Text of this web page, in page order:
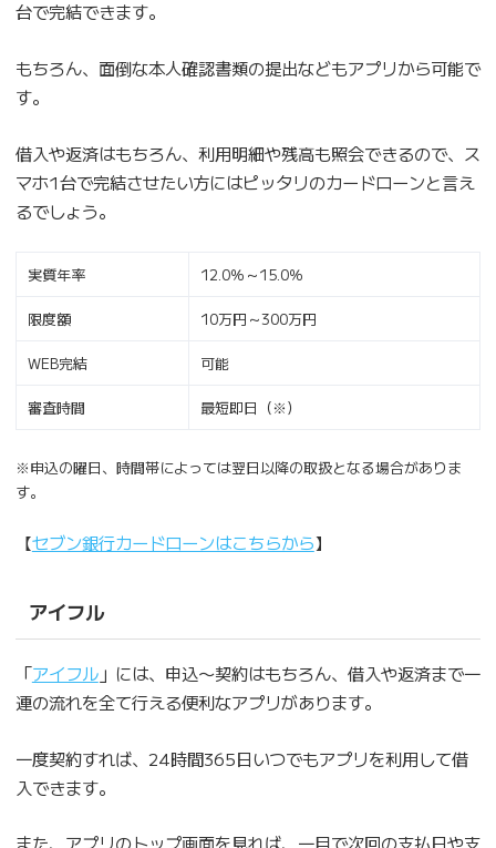
台で完結できます。
もちろん、面倒な本人確認書類の提出などもアプリから可能で
す。
借入や返済はもちろん、利用明細や残高も照会できるので、ス
マホ1台で完結させたい方にはピッタリのカードローンと言え
るでしょう。
実質年率 12.0％～15.0％
限度額 10万円～300万円
WEB完結 可能
審査時間 最短即日（※）
※申込の曜日、時間帯によっては翌日以降の取扱となる場合がありま
す。
【セブン銀行カードローンはこちらから】
アイフル
「アイフル」には、申込〜契約はもちろん、借入や返済まで一
連の流れを全て行える便利なアプリがあります。
一度契約すれば、24時間365日いつでもアプリを利用して借
入できます。
また、アプリのトップ画面を見れば、一目で次回の支払日や支